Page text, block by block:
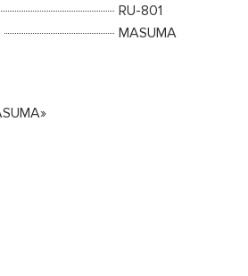
RU-801
MASUMA